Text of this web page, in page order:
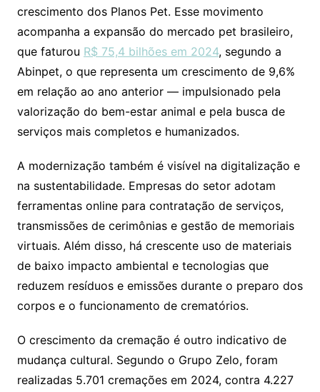
crescimento dos Planos Pet. Esse movimento
acompanha a expansão do mercado pet brasileiro,
que faturou R$ 75,4 bilhões em 2024, segundo a
Abinpet, o que representa um crescimento de 9,6%
em relação ao ano anterior — impulsionado pela
valorização do bem-estar animal e pela busca de
serviços mais completos e humanizados.
A modernização também é visível na digitalização e
na sustentabilidade. Empresas do setor adotam
ferramentas online para contratação de serviços,
transmissões de cerimônias e gestão de memoriais
virtuais. Além disso, há crescente uso de materiais
de baixo impacto ambiental e tecnologias que
reduzem resíduos e emissões durante o preparo dos
corpos e o funcionamento de crematórios.
O crescimento da cremação é outro indicativo de
mudança cultural. Segundo o Grupo Zelo, foram
realizadas 5.701 cremações em 2024, contra 4.227